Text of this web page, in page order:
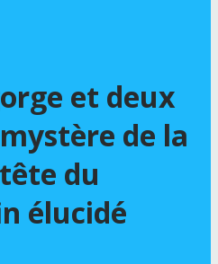
et deux
de la
du
élucidé